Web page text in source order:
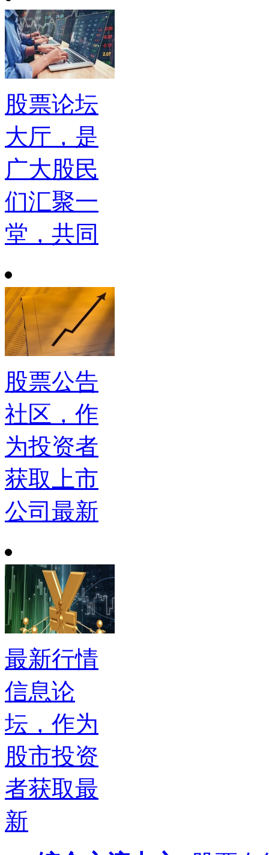
股票论坛
大厅，是
广大股民
们汇聚一
堂，共同
股票公告
社区，作
为投资者
获取上市
公司最新
最新行情
信息论
坛，作为
股市投资
者获取最
新